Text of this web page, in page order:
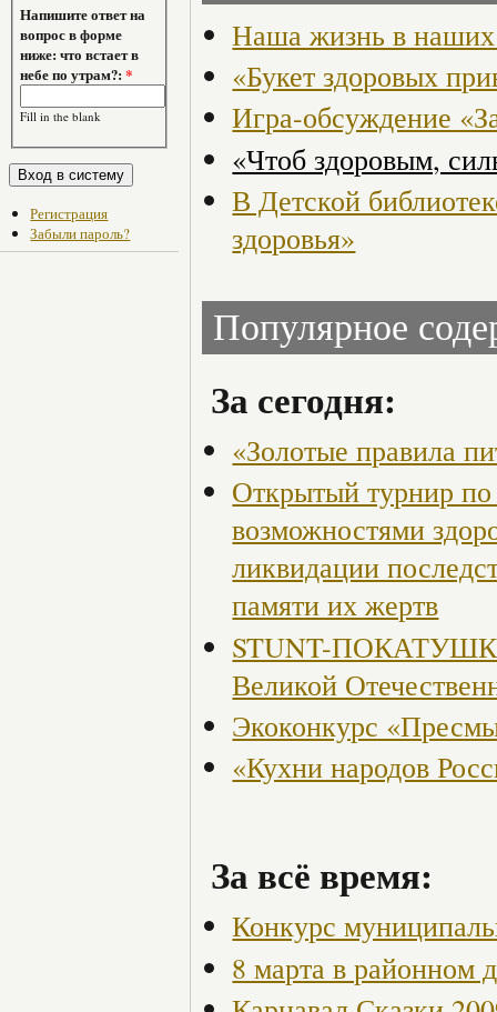
Напишите ответ на
вопрос в форме
ниже: что встает в
небе по утрам?:*
Fill in the blank
Регистрация
Забыли пароль?
Наша жизнь в
«Букет здоровых
Игра-обсуждение
«Чтоб здоровым,
В Детской
здоровья»
Популярное
За сегодня:
«Золотые правила
Открытый турнир
возможностями
ликвидации
памяти их жертв
STUNT-
Великой
Экоконкурс
«Кухни народов
За всё время:
Конкурс
8 марта в районном